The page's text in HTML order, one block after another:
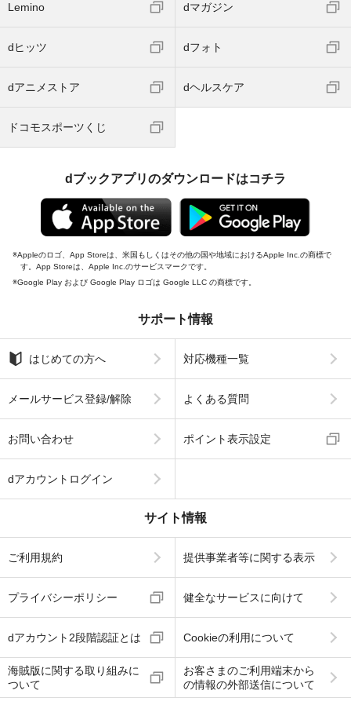
Lemino dマガジン
dヒッツ dフォト
dアニメストア dヘルスケア
ドコモスポーツくじ
dブックアプリのダウンロードはコチラ
Appleのロゴ、App Storeは、米国もしくはその他の国や地域におけるApple Inc.の商標で
す。App Storeは、Apple Inc.のサービスマークです。
Google Play および Google Play ロゴは Google LLC の商標です。
サポート情報
はじめての方へ 対応機種一覧
メールサービス登録/解除 よくある質問
お問い合わせ ポイント表示設定
dアカウントログイン
サイト情報
ご利用規約 提供事業者等に関する表示
プライバシーポリシー 健全なサービスに向けて
dアカウント2段階認証とは Cookieの利用について
海賊版に関する取り組みに
ついて
お客さまのご利用端末から
の情報の外部送信について